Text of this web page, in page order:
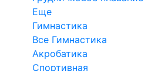
Еще
Гимнастика
Все Гимнастика
Акробатика
Спортивная